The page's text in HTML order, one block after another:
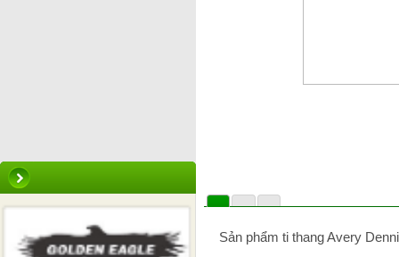
Sản phẩm ti thang Avery